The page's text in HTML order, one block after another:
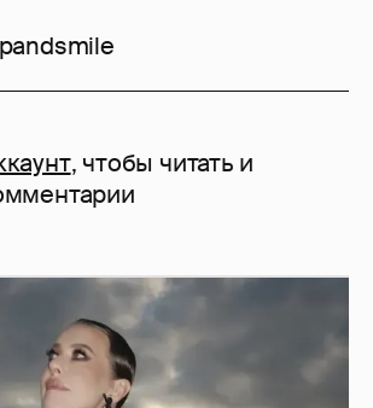
заплатит за архив своей
Telegram?